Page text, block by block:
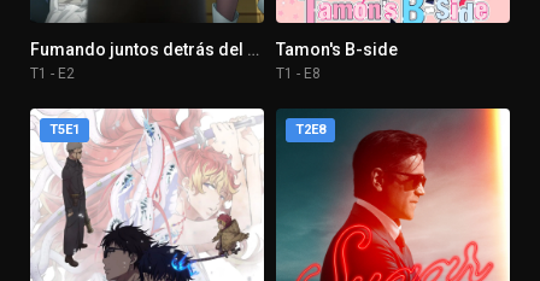
Fumando juntos detrás del súper
T1 - E2
Tamon's B-side
T1 - E8
T5E1 T2E8